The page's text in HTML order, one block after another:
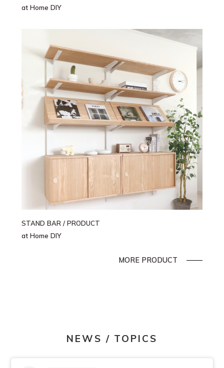
at Home DIY
STAND BAR/ PRODUCT
at Home DIY
MORE PRODUCT
NEWS / TOPICS